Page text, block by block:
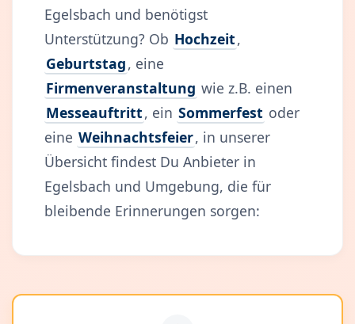
Egelsbach und benötigst
Unterstützung? Ob Hochzeit,
Geburtstag, eine
Firmenveranstaltung wie z.B. einen
Messeauftritt, ein Sommerfest oder
eine Weihnachtsfeier, in unserer
Übersicht findest Du Anbieter in
Egelsbach und Umgebung, die für
bleibende Erinnerungen sorgen: